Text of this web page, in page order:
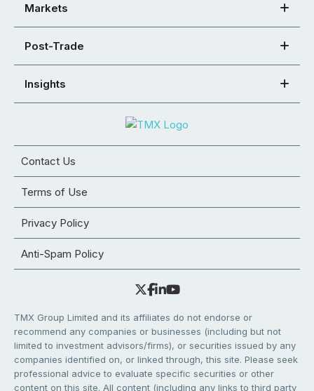
Markets
Post-Trade
Insights
Contact Us
Terms of Use
Privacy Policy
Anti-Spam Policy
TMX Group Limited and its affiliates do not endorse or
recommend any companies or businesses (including but not
limited to investment advisors/firms), or securities issued by any
companies identified on, or linked through, this site. Please seek
professional advice to evaluate specific securities or other
content on this site. All content (including any links to third party